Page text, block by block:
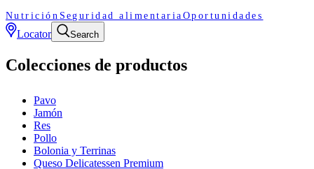
Nutrición Seguridad alimentaria Oportunidades
Locator Search
Colecciones de productos
Pavo
Jamón
Res
Pollo
Bolonia y Terrinas
Queso Delicatessen Premium